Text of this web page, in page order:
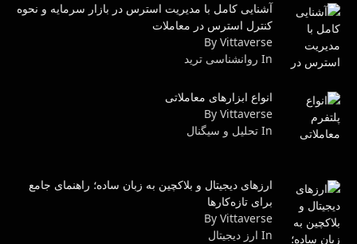
آشنایی کامل با مدیریت استرس در بازار سرمایه و نحوه
کنترل استرس در معاملات
By Vittaverse
In روانشناسى ترید
انواع ابزارهای معاملاتی
By Vittaverse
In تحلیل و سیگنال
ارزهای دیجیتال و بلاکچین به زبان ساده؛ راهنمای جامع
برای تازه‌کارها
By Vittaverse
In ارز دیجیتال